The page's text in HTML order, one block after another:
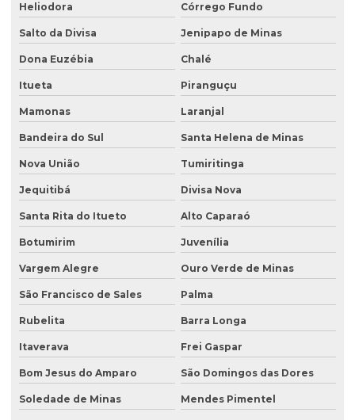
Heliodora Córrego Fundo
Salto da Divisa Jenipapo de Minas
Dona Euzébia Chalé
Itueta Piranguçu
Mamonas Laranjal
Bandeira do Sul Santa Helena de Minas
Nova União Tumiritinga
Jequitibá Divisa Nova
Santa Rita do Itueto Alto Caparaó
Botumirim Juvenília
Vargem Alegre Ouro Verde de Minas
São Francisco de Sales Palma
Rubelita Barra Longa
Itaverava Frei Gaspar
Bom Jesus do Amparo São Domingos das Dores
Soledade de Minas Mendes Pimentel